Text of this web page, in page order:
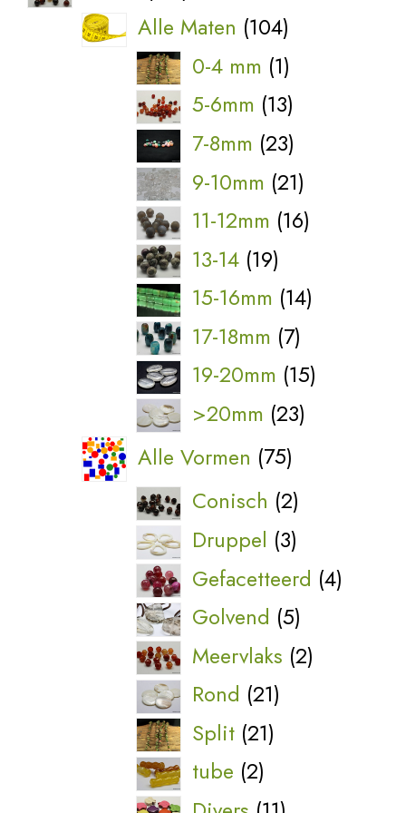
producten
Alle Maten 104104
producten
0-4 mm 11
product
5-6mm 1313
producten
7-8mm 2323
producten
9-10mm 2121
producten
11-12mm 1616
13-14 1919
producten
15-16mm 1414
17-18mm 77
producten
19-20mm 1515
>20mm 2323
Alle Vormen 7575
Conisch 22
producten
Druppel 33
producten
Gefacetteerd 44
Golvend 55
producten
Meervlaks 22
Rond 2121
producten
Split 2121
tube 22
producten